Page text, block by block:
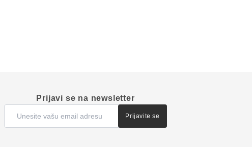
Prijavi se na newsletter
Prijavite se